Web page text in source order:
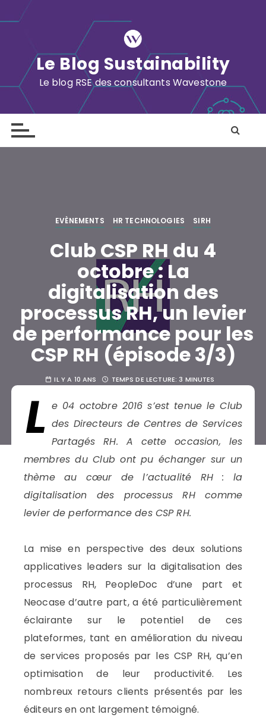
k
o
Le Blog Sustainability
Le blog RSE des consultants Wavestone
EVÈNEMENTS HR TECHNOLOGIES SIRH
Club CSP RH du 4
octobre : La
digitalisation des
processus RH, un levier
de performance pour les
CSP RH (épisode 3/3)
IL Y A 10 ANS TEMPS DE LECTURE: 3 MINUTES
L e 04 octobre 2016 s’est tenue le Club
des Directeurs de Centres de Services
Partagés RH. A cette occasion, les
membres du Club ont pu échanger sur un
thème au cœur de l’actualité RH : la
digitalisation des processus RH comme
levier de performance des CSP RH.
La mise en perspective des deux solutions
applicatives leaders sur la digitalisation des
processus RH, PeopleDoc d’une part et
Neocase d’autre part, a été particulièrement
éclairante sur le potentiel de ces
plateformes, tant en amélioration du niveau
de services proposés par les CSP RH, qu’en
optimisation de leur productivité. Les
nombreux retours clients présentés par les
éditeurs en ont largement témoigné.